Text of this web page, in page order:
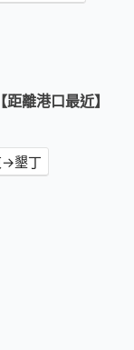
離港口最近】
→墾丁